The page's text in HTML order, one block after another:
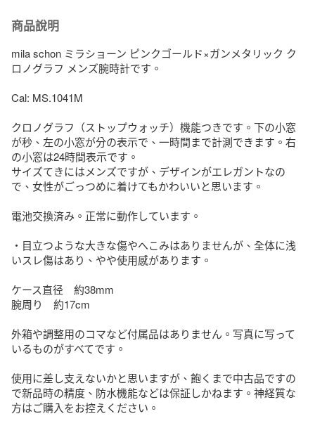
商品說明
mila schon ミラショーン ピンクゴールド×ガンメタリック ク
ロノグラフ メンズ腕時計です。
Cal: MS.1041M
クロノグラフ（ストップウォッチ）機能つきです。下の小窓
が秒、左の小窓が分の表示で、一時間まで計測できます。右
の小窓は24時間表示です。
サイズてきにはメンズですが、デザインがエレガントなの
で、女性がごっつめに着けてもかわいいと思います。
電池交換済み。正常に動作しています。
・目立つような大きな傷やへこみはありませんが、全体に浅
いスレ傷はあり、やや使用感があります。
ケース直径　約38mm
腕周り　約17cm
外箱や調整用のコマなど付属品はありません。写真に写って
いるものがすべてです。
使用に差し支えないかと思いますが、飽くまで中古品ですの
で新品時の精度、防水機能などは保証しかねます。神経質な
方はご購入をお控えください。